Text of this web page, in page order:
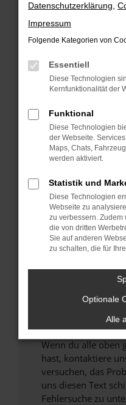
Beim Laden ist ein
Hier sind ein paar
Überprüfe deine
Laden andere
Suchmaschine?
Manche
können das Laden
verhindern.
anderen Browser
Starte dein Gerät
Das kann
Probleme zu
Stelle sicher,
Betriebssystem
Veraltete Software
Sicherheitsrisiko,
führen, dass
unterstützt werden.
Wende dich an
Wenn du alle oben
hast, kontaktiere
versuchen, das
uns diesen Text
Fehlersuche zu
Datenschutzerklärung
Impressum
Folgende Kategorien von
Essentiell
Diese Technologien
Kernfunktionalität der
Funktional
Diese Technologien
der Webseite.
Maps, Chats,
werden aktiviert.
Statistik und
Diese Technologien
Webseite zu
zu verbessern.
die von dritten
Sie auf anderen
zu schalten, die für
Optionale
Alle